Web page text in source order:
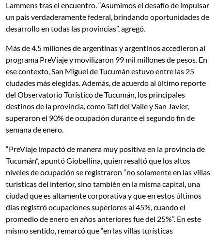
Lammens tras el encuentro. “Asumimos el desafío de impulsar
un país verdaderamente federal, brindando oportunidades de
desarrollo en todas las provincias”, agregó.
Más de 4.5 millones de argentinas y argentinos accedieron al
programa PreViaje y movilizaron 99 mil millones de pesos. En
ese contexto, San Miguel de Tucumán estuvo entre las 25
ciudades más elegidas. Además, de acuerdo al último reporte
del Observatorio Turístico de Tucumán, los principales
destinos de la provincia, como Tafí del Valle y San Javier,
superaron el 90% de ocupación durante el segundo fin de
semana de enero.
“PreViaje impactó de manera muy positiva en la provincia de
Tucumán”, apuntó Giobellina, quien resaltó que los altos
niveles de ocupación se registraron “no solamente en las villas
turísticas del interior, sino también en la misma capital, una
ciudad que es altamente corporativa y que en estos últimos
días registró ocupaciones superiores al 45%, cuando el
promedio de enero en años anteriores fue del 25%”. En este
mismo sentido, remarcó que “en las villas turísticas